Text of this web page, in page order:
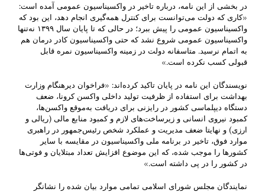
در بخشی از این نامه، درباره تاخیر در واکسیناسیون عمومی آمده است:
«کاری که دولت می‌توانست برای کنترل همه‌گیری انجام دهد، این بود که
واکسیناسیون عمومی را پیش ببرد؛ در حالی‌ که تا پایان سال ۱۳۹۹ نه‌تنها
واکسیناسیون عمومی شروع نشد که حتی واکسیناسیون کادر درمان هم
به اتمام نرسید. متاسفانه دولت در زمینه واکسیناسیون نمره قابل
قبولی کسب نکرده است.»
نویسندگان این نامه در پایان تاکید کرده‌اند: «فراخوان دیرهنگام وزارت
بهداشت برای استفاده از ظرفیت تولید داخلی واکسن کرونا، ضعف
دستگاه دیپلماسی کشور در رایزنی برای دریافت به‌موقع واکسن‌ها،
کمبود نیروی انسانی و زیرساخت‌های لازم و کمبود منابع مالی (ریالی و
ارزی) و نهایتا ضعف مدیریت و عملکرد شخص رئیس‌جمهور در راهبری
موارد فوق، تاخیر در برنامه ملی واکسیناسیون در مقایسه با سایر
کشورها را موجب شده، که این موضوع افزایش تعداد مبتلایان و فوتی‌ها
در کشور را در پی داشته است.»
نمایندگان مجلس شورای اسلامی تمامی موارد بیان شده را نشانگر